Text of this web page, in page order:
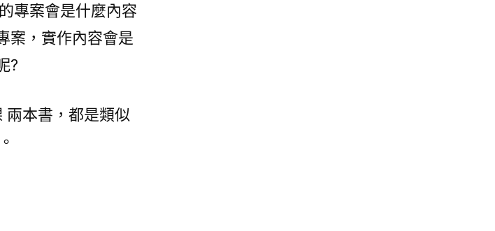
專案會是什麼內容
案，實作內容會是
?
兩本書，都是類似